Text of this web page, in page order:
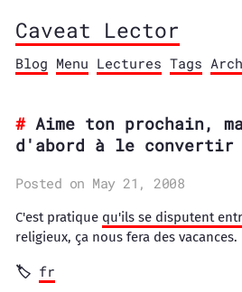
Caveat Lector
Blog Menu Lectures Tags
Aime ton prochain,
d'abord à le convertir
Posted on May 21, 2008
C'est pratique qu'ils se disputent
religieux, ça nous fera des vacances.
fr